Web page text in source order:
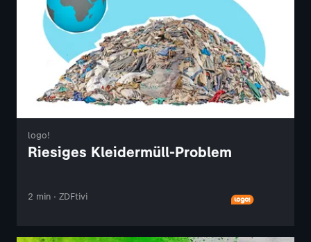
logo!
Riesiges Kleidermüll-Problem
2 min · ZDFtivi